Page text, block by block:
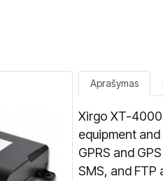
Aprašymas
Xirgo XT-4000
equipment
GPRS and
SMS, and